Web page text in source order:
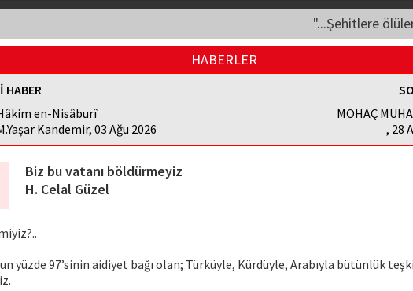
"...Şehitlere
HABERLER
HABER
en-Nisâburî
Kandemir, 03 Ağu 2026
MOHAÇ
, 28
Biz bu vatanı böldürmeyiz
H. Celal Güzel
yüzde 97’sinin aidiyet bağı olan; Türküyle, Kürdüyle, Arabıyla bütünlük